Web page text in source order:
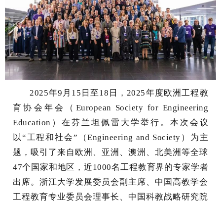
2025年9月15日至18日，2025年度欧洲工程教
育协会年会（European Society for Engineering
Education）在芬兰坦佩雷大学举行。本次会议
以“工程和社会”（Engineering and Society ）为主
题，吸引了来自欧洲、亚洲、澳洲、北美洲等全球
47个国家和地区，近1000名工程教育界的专家学者
出席。浙江大学发展委员会副主席、中国高教学会
工程教育专业委员会理事长、中国科教战略研究院